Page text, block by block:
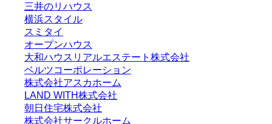
三井のリハウス
横浜スタイル
スミタイ
オープンハウス
大和ハウスリアルエステート株式会社
ベルツコーポレーション
株式会社アスカホーム
LAND WITH株式会社
朝日住宅株式会社
株式会社サークルホーム